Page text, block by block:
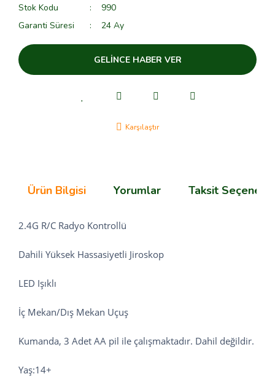
Stok Kodu
990
Garanti Süresi
24 Ay
GELİNCE HABER VER
Karşılaştır
Ürün Bilgisi Yorumlar Taksit
2.4G R/C Radyo Kontrollü
Dahili Yüksek Hassasiyetli Jiroskop
LED Işıklı
İç Mekan/Dış Mekan Uçuş
Kumanda, 3 Adet AA pil ile çalışmaktadır. Dahil değildir.
Yaş:14+